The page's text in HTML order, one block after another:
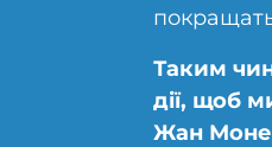
Таким
дії, щоб
Жан